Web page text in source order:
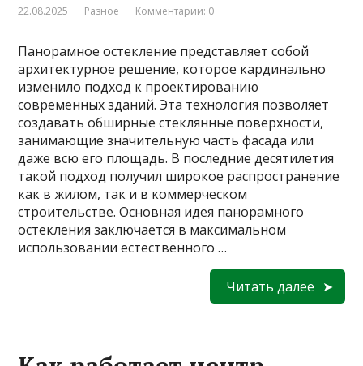
22.08.2025 Разное Комментарии: 0
Панорамное остекление представляет собой
архитектурное решение, которое кардинально
изменило подход к проектированию
современных зданий. Эта технология позволяет
создавать обширные стеклянные поверхности,
занимающие значительную часть фасада или
даже всю его площадь. В последние десятилетия
такой подход получил широкое распространение
как в жилом, так и в коммерческом
строительстве. Основная идея панорамного
остекления заключается в максимальном
использовании естественного …
Читать далее